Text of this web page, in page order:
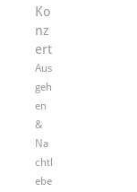
Ko
nz
ert
Aus
geh
en
&
Na
chtl
ebe